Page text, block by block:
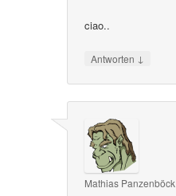
ciao..
Antworten ↓
Mathias Panzenböck